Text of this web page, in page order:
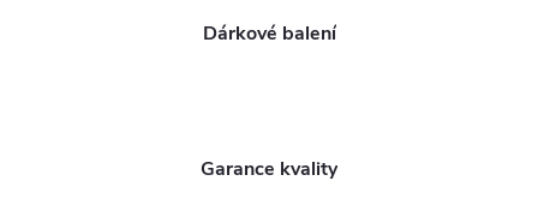
Dárkové balení
Garance kvality